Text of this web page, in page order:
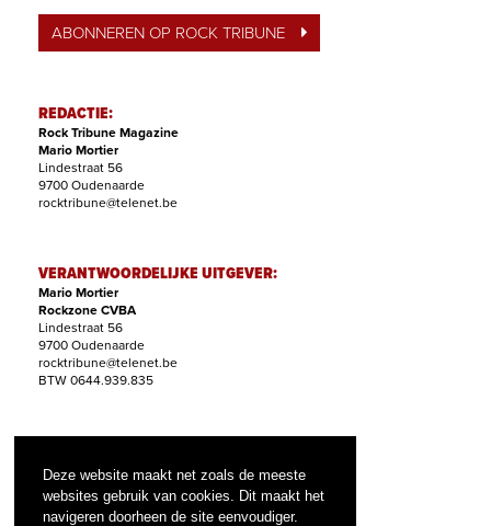
Deze website maakt net zoals de meeste
websites gebruik van cookies. Dit maakt het
navigeren doorheen de site eenvoudiger.
ABONNEREN OP ROCK TRIBUNE
REDACTIE:
Rock Tribune Magazine
Mario Mortier
Lindestraat 56
9700 Oudenaarde
rocktribune@telenet.be
VERANTWOORDELIJKE UITGEVER:
Mario Mortier
Rockzone CVBA
Lindestraat 56
9700 Oudenaarde
rocktribune@telenet.be
BTW 0644.939.835
Filip Nollet
abonnementen@rock-tribune.com